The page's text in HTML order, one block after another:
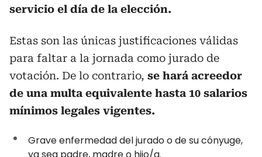
servicio el día de la elección.
Estas son las únicas justificaciones válidas
para faltar a la jornada como jurado de
votación. De lo contrario, se hará acreedor
de una multa equivalente hasta 10 salarios
mínimos legales vigentes.
Grave enfermedad del jurado o de su cónyuge,